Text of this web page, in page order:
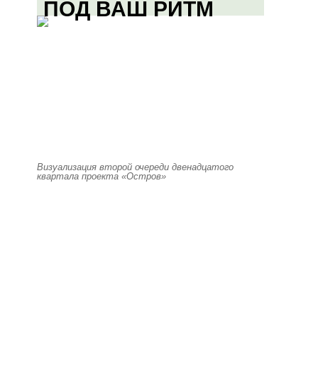
ПОД ВАШ РИТМ
Визуализация второй очереди двенадцатого
квартала проекта «Остров»